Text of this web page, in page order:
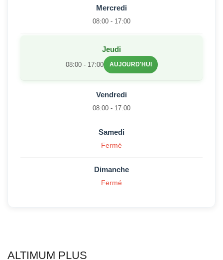
Mercredi
08:00 - 17:00
Jeudi
08:00 - 17:00 AUJOURD'HUI
Vendredi
08:00 - 17:00
Samedi
Fermé
Dimanche
Fermé